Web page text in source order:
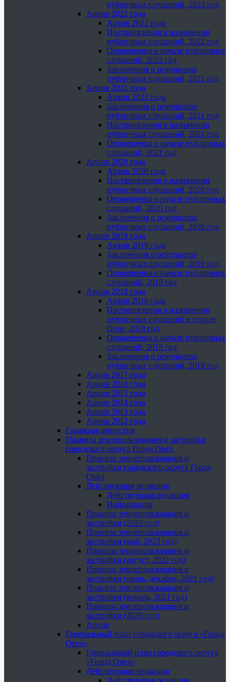
публичных слушаний, 2023 год
Архив 2022 года
Архив 2022 года
Постановления о назначении
публичных слушаний, 2022 год
Оповещения о начале публичных
слушаний, 2022 год
Заключения о результатах
публичных слушаний, 2022 год
Архив 2021 года
Архив 2021 года
Заключения о результатах
публичных слушаний, 2021 год
Постановления о назначении
публичных слушаний, 2021 год
Оповещения о начале публичных
слушаний, 2021 год
Архив 2020 года
Архив 2020 года
Постановления о назначении
публичных слушаний, 2020 год
Оповещения о начале публичных
слушаний, 2020 год
Заключения о результатах
публичных слушаний, 2020 год
Архив 2019 года
Архив 2019 года
Заключения о результатах
публичных слушаний, 2019 год
Оповещения о начале публичных
слушаний, 2019 год
Архив 2018 года
Архив 2018 года
Постановления о назначении
публичных слушаний в городе
Орле, 2018 год
Оповещения о начале публичных
слушаний, 2018 год
Заключения о результатах
публичных слушаний, 2018 год
Архив 2017 года
Архив 2016 года
Архив 2015 года
Архив 2014 года
Архив 2013 года
Архив 2012 года
Гаражная амнистия
Правила землепользования и застройки
городского округа Город Орёл
Правила землепользования и
застройки городского округа Город
Орёл
Действующая редакция
Действующая редакция
Информация
Правила землепользования и
застройки (2023 год)
Правила землепользования и
застройки (май, 2023 год)
Правила землепользования и
застройки (август, 2022 год)
Правила землепользования и
застройки (июнь, декабрь, 2021 год)
Правила землепользования и
застройки (январь, 2021 год)
Правила землепользования и
застройки (2020 год)
Архив
Генеральный план городского округа «Город
Орел»
Генеральный план городского округа
«Город Орел»
Действующая редакция
Действующая редакция